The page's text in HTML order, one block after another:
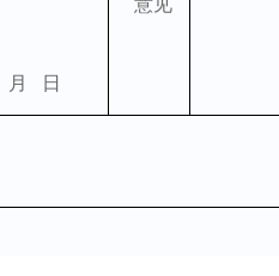
月 日
意见